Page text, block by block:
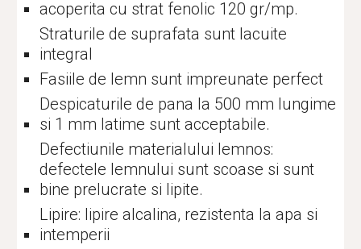
acoperita cu strat fenolic 120 gr/mp.
Straturile de suprafata sunt lacuite
integral
Fasiile de lemn sunt impreunate perfect
Despicaturile de pana la 500 mm lungime
si 1 mm latime sunt acceptabile.
Defectiunile materialului lemnos:
defectele lemnului sunt scoase si sunt
bine prelucrate si lipite.
Lipire: lipire alcalina, rezistenta la apa si
intemperii